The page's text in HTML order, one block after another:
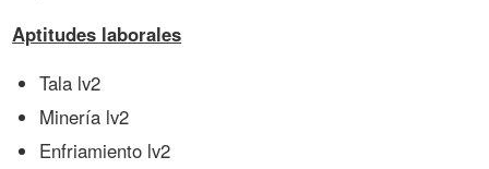
Aptitudes laborales
Tala lv2
Minería lv2
Enfriamiento lv2